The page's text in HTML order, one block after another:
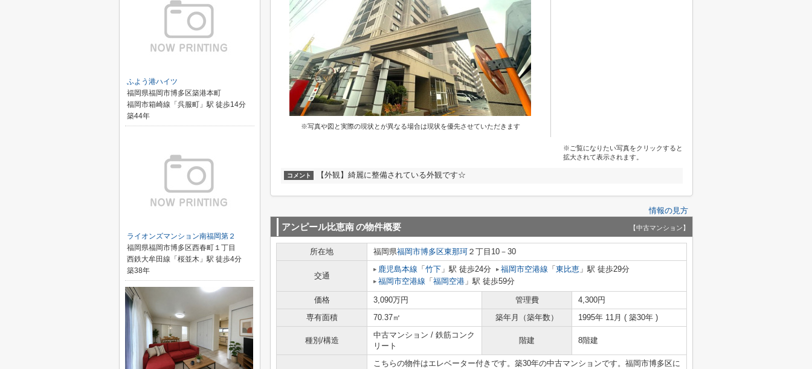
※写真や図と実際の現状とが異なる場合は現状を優先させていただきます
※ご覧になりたい写真をクリックすると
拡大されて表示されます。
コメント 【外観】綺麗に整備されている外観です☆
情報の見方
アンピール比恵南の物件概要 【中古マンション】
所在地 福岡県福岡市博多区東那珂 ２丁目10－30
交通
鹿児島本線 「 竹下 」駅 徒歩24分 福岡市空港線 「 東比恵 」駅 徒歩29分
福岡市空港線 「 福岡空港 」駅 徒歩59分
価格 3,090万円 管理費
4,300円
専有面積
70.37㎡ 築年月（築年数） 1995年 11月 ( 築30年 )
種別/構造
中古マンション / 鉄筋コンク
リート
階建 8階建
こちらの物件はエレベーター付きです。築30年の中古マンションです。福岡市博多区に
ふよう港ハイツ
福岡県福岡市博多区築港本町
福岡市箱崎線「呉服町」駅 徒歩14分
築44年
ライオンズマンション南福岡第２
福岡県福岡市博多区西春町１丁目
西鉄大牟田線「桜並木」駅 徒歩4分
築38年